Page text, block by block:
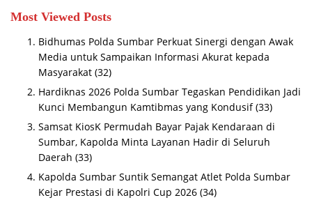
Most Viewed Posts
Bidhumas Polda Sumbar Perkuat Sinergi dengan Awak
Media untuk Sampaikan Informasi Akurat kepada
Masyarakat (32)
Hardiknas 2026 Polda Sumbar Tegaskan Pendidikan Jadi
Kunci Membangun Kamtibmas yang Kondusif (33)
Samsat KiosK Permudah Bayar Pajak Kendaraan di
Sumbar, Kapolda Minta Layanan Hadir di Seluruh
Daerah (33)
Kapolda Sumbar Suntik Semangat Atlet Polda Sumbar
Kejar Prestasi di Kapolri Cup 2026 (34)